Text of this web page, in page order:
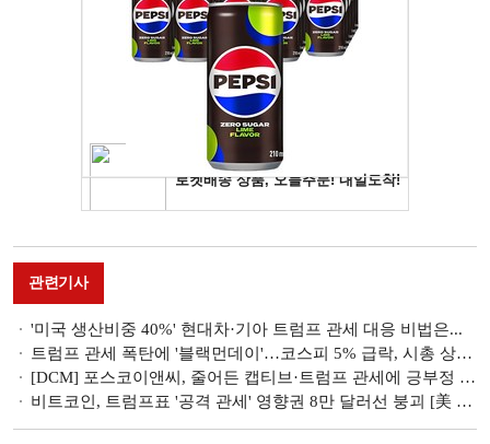
관련기사
'미국 생산비중 40%' 현대차·기아 트럼프 관세 대응 비법은...
트럼프 관세 폭탄에 '블랙먼데이'…코스피 5% 급락, 시총 상위주 줄줄이 주가 하락(종합) [美 관세 쇼크]
[DCM] 포스코이앤씨, 줄어든 캡티브·트럼프 관세에 긍부정 혼재
비트코인, 트럼프표 '공격 관세' 영향권 8만 달러선 붕괴 [美 관세 쇼크]